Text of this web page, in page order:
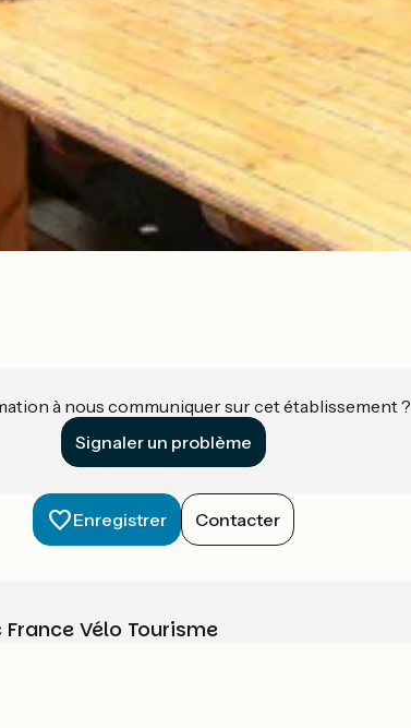
à nous communiquer sur cet établissement ?
Signaler un problème
Enregistrer Contacter
Vélo Tourisme